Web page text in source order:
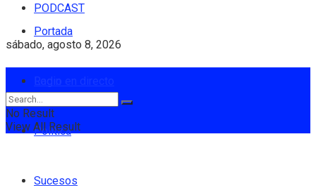
PODCAST
sábado, agosto 8, 2026
Portada
Política
Sucesos
No Result
View All Result